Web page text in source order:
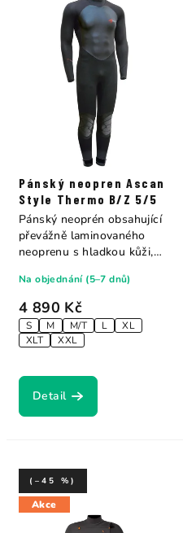
Pánský neopren Ascan
Style Thermo B/Z 5/5
4 890 Kč
S M M/T L
XL
XLT
XXL
Na objednání (5–7 dnů)
Detail
Pánský neoprén obsahující
převážně laminovaného
neoprenu s hladkou kůži,
Akce
(–45 %)